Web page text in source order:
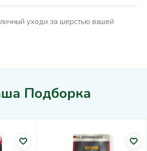
уходи за шерстью вашей
Подборка